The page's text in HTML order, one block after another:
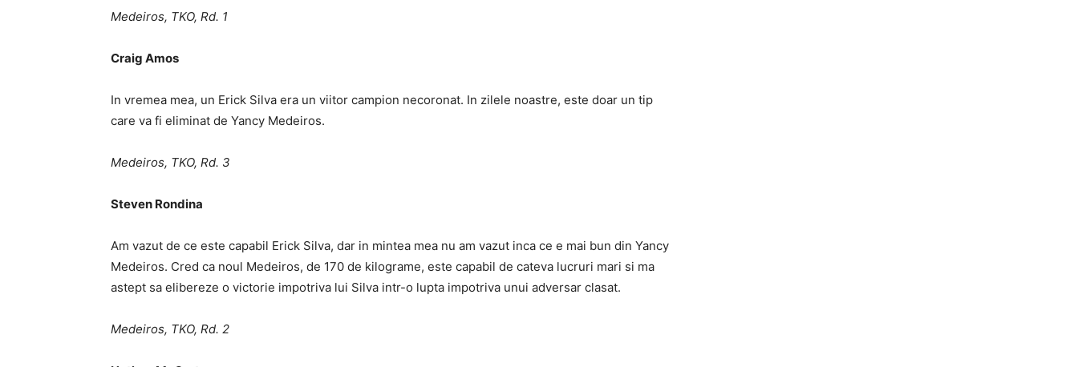
Medeiros, TKO, Rd. 1
Craig Amos
In vremea mea, un Erick Silva era un viitor campion necoronat. In zilele noastre, este doar un tip
care va fi eliminat de Yancy Medeiros.
Medeiros, TKO, Rd. 3
Steven Rondina
Am vazut de ce este capabil Erick Silva, dar in mintea mea nu am vazut inca ce e mai bun din Yancy
Medeiros. Cred ca noul Medeiros, de 170 de kilograme, este capabil de cateva lucruri mari si ma
astept sa elibereze o victorie impotriva lui Silva intr-o lupta impotriva unui adversar clasat.
Medeiros, TKO, Rd. 2